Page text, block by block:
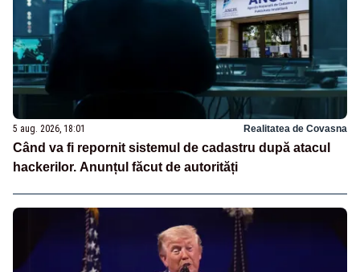
5 aug. 2026, 18:01 Realitatea de Covasna
Când va fi repornit sistemul de cadastru după atacul
hackerilor. Anunțul făcut de autorități